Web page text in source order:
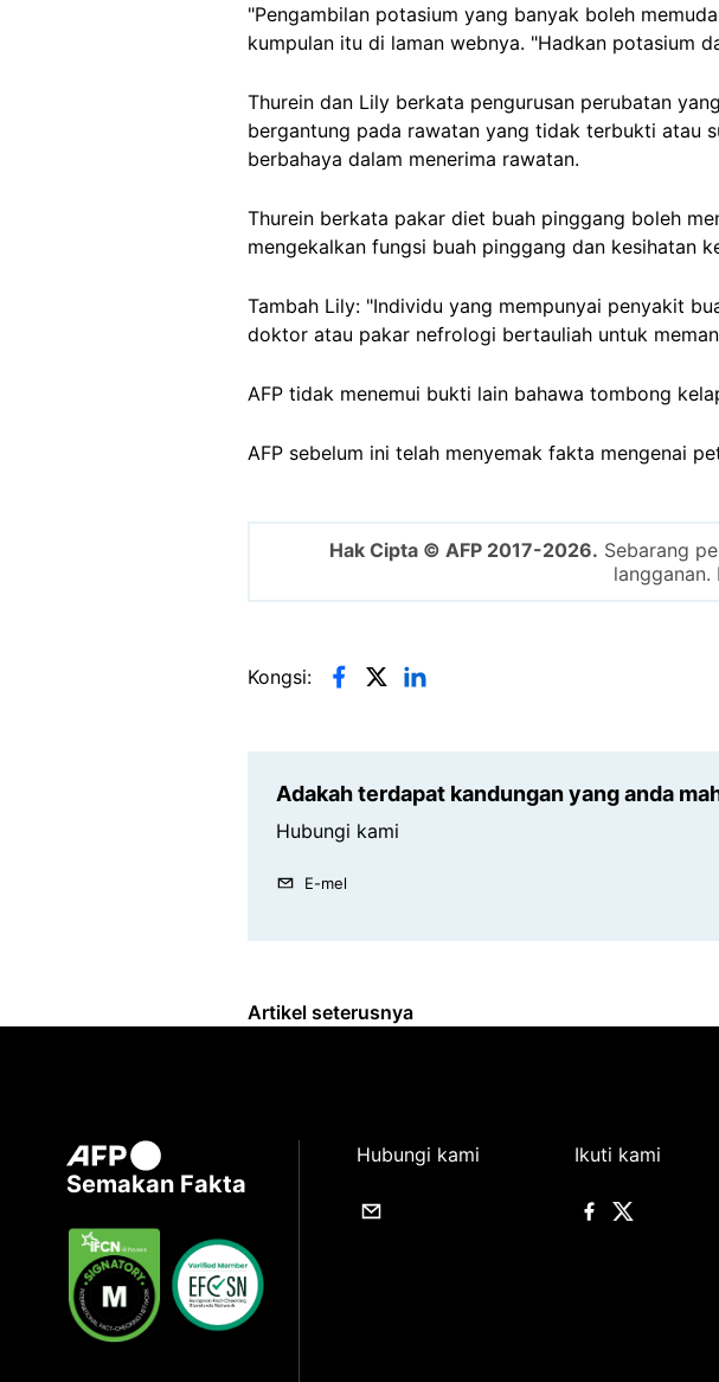
"Pengambilan potasium yang banyak boleh
kumpulan itu di laman webnya. "Hadkan potasium
Thurein dan Lily berkata pengurusan perubatan
bergantung pada rawatan yang tidak terbukti atau
berbahaya dalam menerima rawatan.
Thurein berkata pakar diet buah pinggang boleh
mengekalkan fungsi buah pinggang dan kesihatan
Tambah Lily: "Individu yang mempunyai penyakit
doktor atau pakar nefrologi bertauliah untuk
AFP tidak menemui bukti lain bahawa tombong
AFP sebelum ini telah menyemak fakta mengenai
Hak Cipta © AFP 2017-2026. Sebarang
langganan.
Kongsi:
Adakah terdapat kandungan yang anda
Hubungi kami
E-mel
Artikel seterusnya
Semakan Fakta
Hubungi kami Ikuti kami